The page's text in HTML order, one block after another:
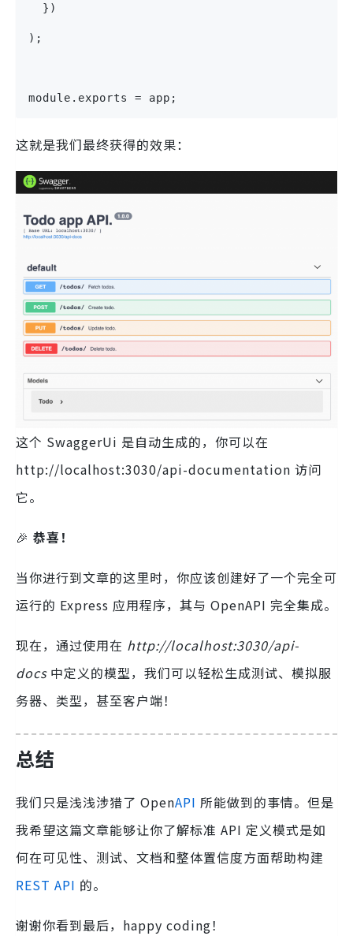
  })
);
module.exports = app;
这就是我们最终获得的效果：
这个 SwaggerUi 是自动生成的，你可以在
http://localhost:3030/api-documentation 访问
它。
🎉 恭喜！
当你进行到文章的这里时，你应该创建好了一个完全可
运行的 Express 应用程序，其与 OpenAPI 完全集成。
现在，通过使用在 http://localhost:3030/api-
docs中定义的模型，我们可以轻松生成测试、模拟服
务器、类型，甚至客户端！
总结
我们只是浅浅涉猎了 OpenAPI 所能做到的事情。但是
我希望这篇文章能够让你了解标准 API 定义模式是如
何在可见性、测试、文档和整体置信度方面帮助构建
REST API 的。
谢谢你看到最后，happy coding！